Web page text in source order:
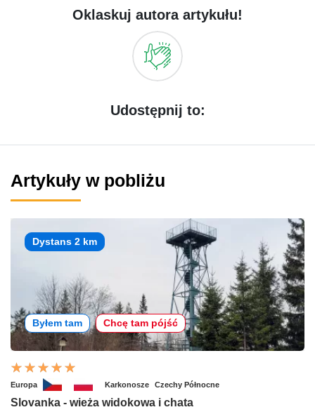
Oklaskuj autora artykułu!
Udostępnij to:
Artykuły w pobliżu
Dystans 2 km
Byłem tam Chcę tam pójść
Europa Karkonosze Czechy Północne
Slovanka - wieża widokowa i chata